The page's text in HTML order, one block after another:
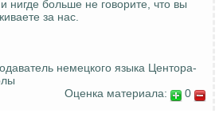
нигде больше не говорите, что вы
за нас.
немецкого языка Центора-
Оценка материала:
0